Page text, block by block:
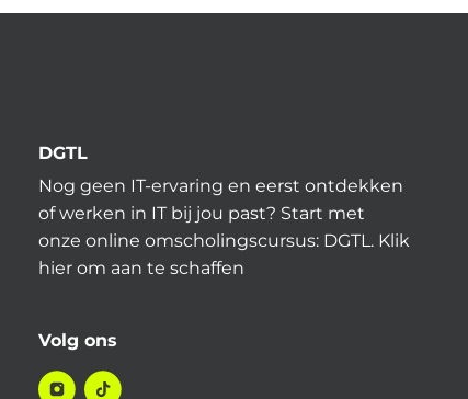
DGTL
Nog geen IT-ervaring en eerst ontdekken
of werken in IT bij jou past? Start met
onze online omscholingscursus: DGTL. Klik
hierom aan te schaffen
Volg ons